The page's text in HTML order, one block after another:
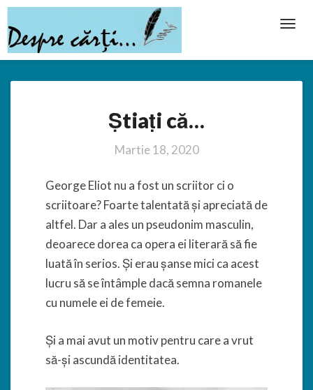
că…
Știați că…
Martie 18, 2020
George Eliot nu a fost un scriitor ci o
scriitoare? Foarte talentată și apreciată de
altfel. Dar a ales un pseudonim masculin,
deoarece dorea ca opera ei literară să fie
luată în serios. Și erau șanse mici ca acest
lucru să se întâmple dacă semna romanele
cu numele ei de femeie.
Și a mai avut un motiv pentru care a vrut
să-și ascundă identitatea.